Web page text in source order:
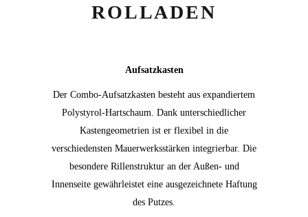
ROLLADEN
Aufsatzkasten
Der Combo-Aufsatzkasten besteht aus expandiertem
Polystyrol-Hartschaum. Dank unterschiedlicher
Kastengeometrien ist er flexibel in die
verschiedensten Mauerwerksstärken integrierbar. Die
besondere Rillenstruktur an der Außen- und
Innenseite gewährleistet eine ausgezeichnete Haftung
des Putzes.